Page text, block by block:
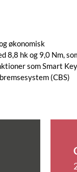
økonomisk
8,8 hk og 9,0 Nm,
som Smart
(CBS)